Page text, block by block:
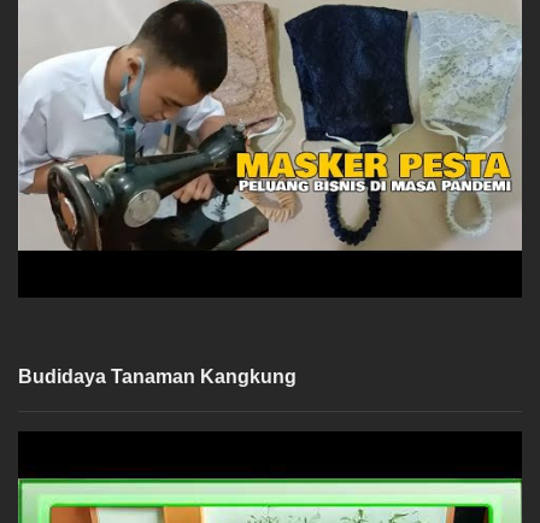
Budidaya Tanaman Kangkung